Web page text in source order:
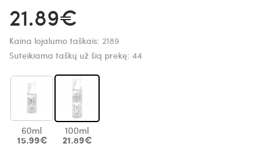
21.89€
Kaina lojalumo taškais: 2189
Suteikiama taškų už šią prekę: 44
60ml
15.99€
100ml
21.89€